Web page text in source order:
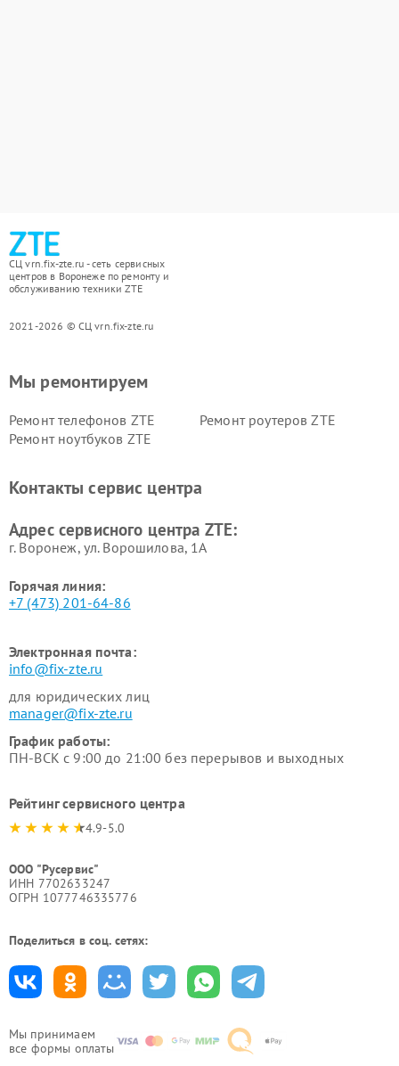
СЦ vrn.fix-zte.ru - сеть сервисных
центров в Воронеже по ремонту и
обслуживанию техники ZTE
2021-2026 © СЦ vrn.fix-zte.ru
Мы принимаем
все формы оплаты
Мы ремонтируем
Ремонт телефонов ZTE
Ремонт роутеров ZTE
Ремонт ноутбуков ZTE
Контакты сервис центра
Адрес сервисного центра ZTE:
г. Воронеж, ул. Ворошилова, 1А
Горячая линия:
+7 (473) 201-64-86
Электронная почта:
info@fix-zte.ru
для юридических лиц
manager@fix-zte.ru
График работы:
ПН-ВСК с 9:00 до 21:00 без перерывов и выходных
Рейтинг сервисного центра
4.9-5.0
ООО "Русервис"
ИНН 7702633247
ОГРН 1077746335776
Поделиться в соц. сетях: